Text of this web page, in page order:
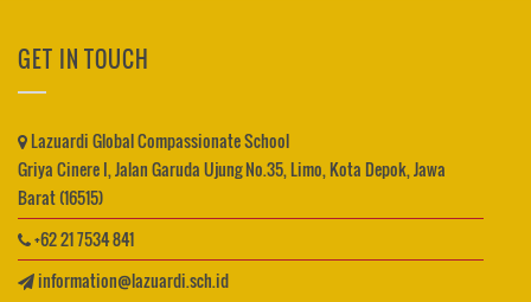
GET IN TOUCH
Lazuardi Global Compassionate School
Griya Cinere I, Jalan Garuda Ujung No.35, Limo, Kota Depok, Jawa
Barat (16515)
+62 21 7534 841
information@lazuardi.sch.id